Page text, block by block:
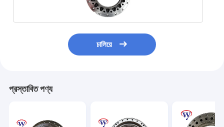
চালিয়ে
প্রস্তাবিত পণ্য